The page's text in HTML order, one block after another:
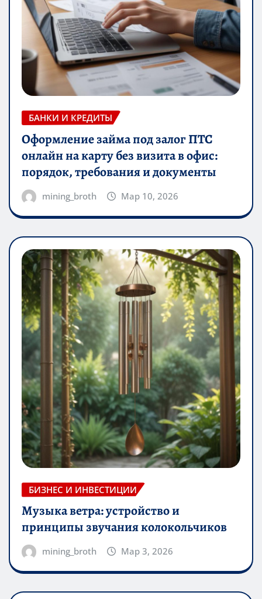
БАНКИ И КРЕДИТЫ
Оформление займа под залог ПТС
онлайн на карту без визита в офис:
порядок, требования и документы
mining_broth Мар 10, 2026
БИЗНЕС И ИНВЕСТИЦИИ
Музыка ветра: устройство и
принципы звучания колокольчиков
mining_broth Мар 3, 2026